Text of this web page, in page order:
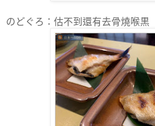
のどぐろ：估不到還有去骨燒喉黒